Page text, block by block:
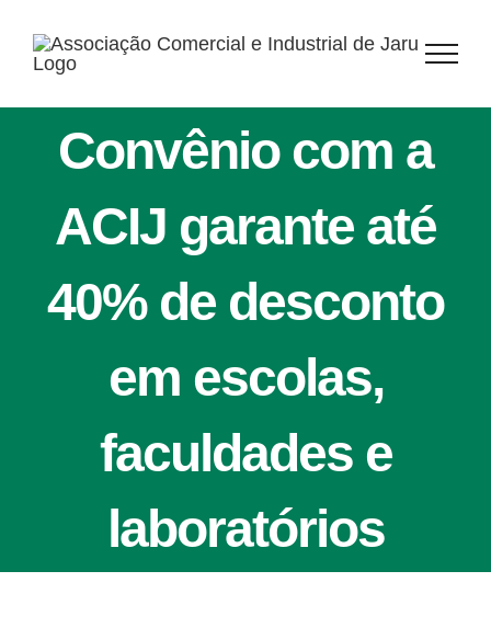
para
Convênio com a
ACIJ garante até
40% de desconto
em escolas,
faculdades e
laboratórios